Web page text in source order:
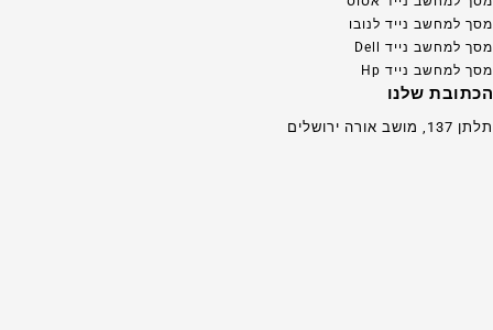
מסך למחשב נייד לנובו
מסך למחשב נייד Dell
מסך למחשב נייד Hp
הכתובת שלנו
תלתן 137, מושב אורה ירושלים